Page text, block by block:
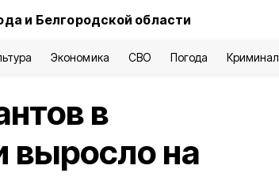
и Белгородской области
Экономика СВО Погода Криминал
в
выросло на